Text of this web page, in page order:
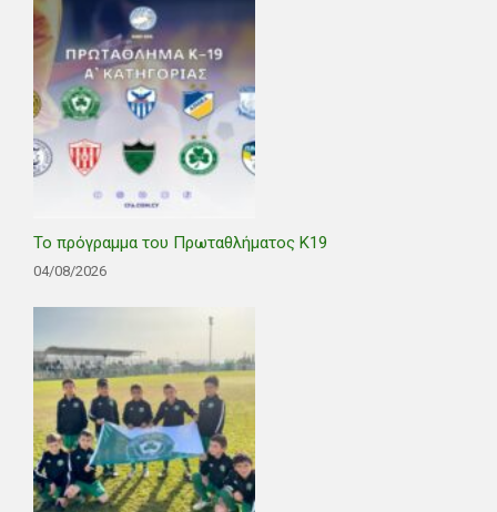
Το πρόγραμμα του Πρωταθλήματος Κ19
04/08/2026